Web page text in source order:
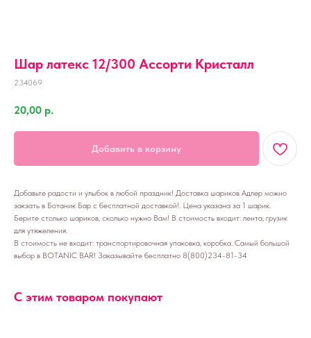
Шар латекс 12/300 Ассорти Кристалл
234069
20,00 р.
Добавить в корзину
Добавьте радости и улыбок в любой праздник! Доставка шариков Адлер можно
закзать в Ботаник Бар с бесплатной доставкой!. Цена указана за 1 шарик.
Берите столько шариков, сколько нужно Вам! В стоимость входит: лента, грузик
для утяжеления.
В стоимость не входит: транспортировочная упаковка, коробка. Самый большой
выбор в BOTANIC BAR! Заказывайте бесплатно 8(800)234-81-34
С этим товаром покупают